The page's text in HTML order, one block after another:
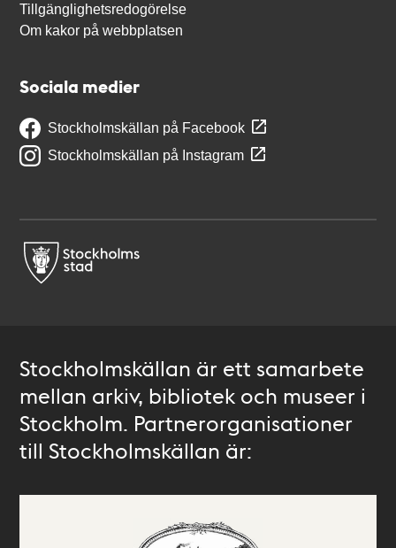
Tillgänglighetsredogörelse
Om kakor på webbplatsen
Sociala medier
Stockholmskällan på Facebook
Stockholmskällan på Instagram
Stockholmskällan är ett samarbete
mellan arkiv, bibliotek och museer i
Stockholm. Partnerorganisationer
till Stockholmskällan är: